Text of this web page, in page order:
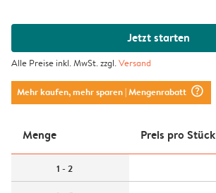
Jetzt starten
Alle Preise inkl. MwSt. zzgl.Versand
Mehr kaufen, mehr sparen| Mengenrabatt question_mark_circle
Menge Preis pro Stück
1 - 2